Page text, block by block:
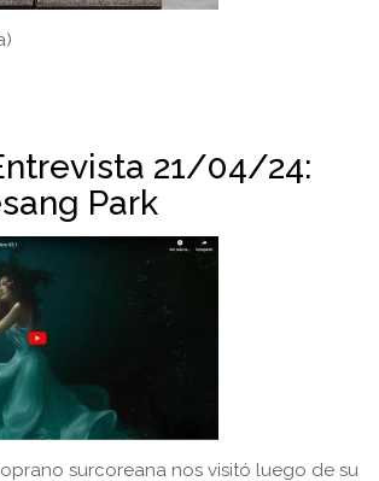
21/04/24:
Park
surcoreana nos visitó luego de su